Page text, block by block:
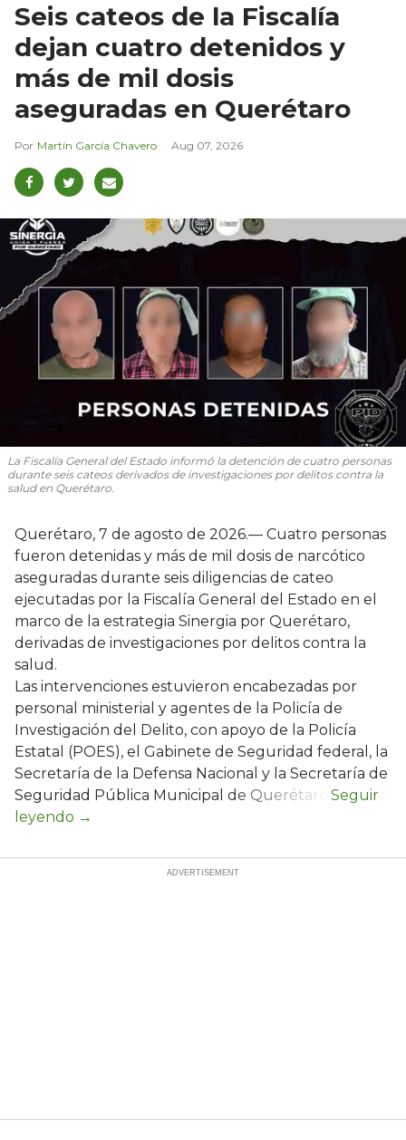
Seis cateos de la Fiscalía
dejan cuatro detenidos y
más de mil dosis
aseguradas en Querétaro
Martín García Chavero Aug 07, 2026
La Fiscalía General del Estado informó la detención de cuatro personas
durante seis cateos derivados de investigaciones por delitos contra la
salud en Querétaro.
Querétaro, 7 de agosto de 2026.— Cuatro personas
fueron detenidas y más de mil dosis de narcótico
aseguradas durante seis diligencias de cateo
ejecutadas por la Fiscalía General del Estado en el
marco de la estrategia Sinergia por Querétaro,
derivadas de investigaciones por delitos contra la
salud.
Las intervenciones estuvieron encabezadas por
personal ministerial y agentes de la Policía de
Investigación del Delito, con apoyo de la Policía
Estatal (POES), el Gabinete de Seguridad federal, la
Secretaría de la Defensa Nacional y la Secretaría de
Seguridad Pública Municipal de Querétaro.